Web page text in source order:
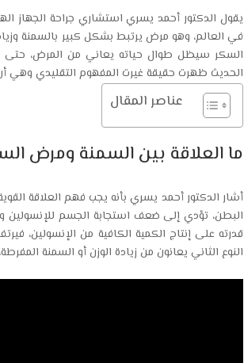
يقول الدكتور أحمد يسري استشاري جراحة الجهاز
في العالم، وهو مرض يرتبط بشكل كبير بالسمنة
السكر سيظل طوال حياته يعاني من المرض، حتى مع
الحديث ظهرت حقيقة غيرت المفهوم التقليدي وهي
عناصر المقال
ما العلاقة بين السمنة ومرض
أشار الدكتور أحمد يسري بأنه يجب فهم العلاقة
البطن، تؤدي إلى ضعف استجابة الجسم للإنسولين
قدرته على إنتاج الكمية الكافية من
النوع الثاني يعانون من زيادة الوزن أو السمنة